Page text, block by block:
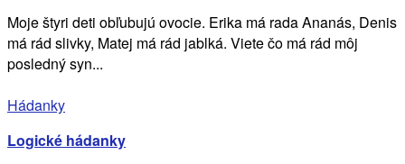
Moje štyri deti obľubujú ovocie. Erika má rada Ananás, Denis
má rád slivky, Matej má rád jablká. Viete čo má rád môj
posledný syn...
Hádanky
Logické hádanky